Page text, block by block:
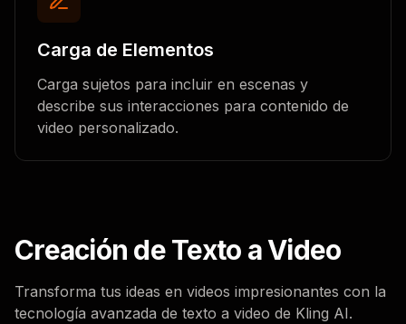
Carga de Elementos
Carga sujetos para incluir en escenas y
describe sus interacciones para contenido de
video personalizado.
Creación de Texto a Video
Transforma tus ideas en videos impresionantes con la
tecnología avanzada de texto a video de Kling AI.